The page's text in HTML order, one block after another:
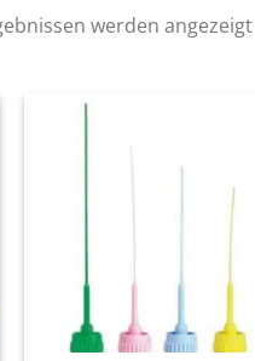
werden angezeigt